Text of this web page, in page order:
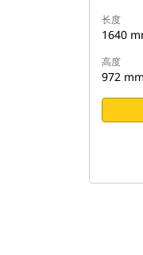
长度
1640
高度
972 mm